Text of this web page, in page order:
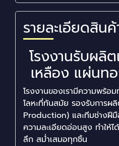
รายละเอียดสินค้
โรงงานรับผลิ
เหลือง แผ่นท
โรงงานของเรามีความพร้อ
โลหะที่ทันสมัย รองรับการผ
Production) และทีมช่างฝี
ความละเอียดอ่อนสูง ทำให้
ลึก สม่ำเสมอทุกชิ้น